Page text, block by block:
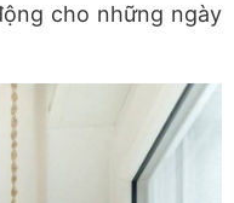
cho những ngày